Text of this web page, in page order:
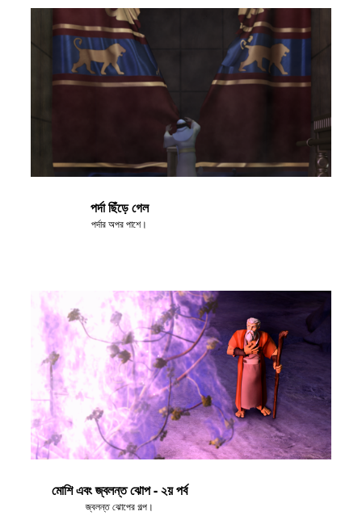
পর্দা ছিঁড়ে গেল
পর্দার অপর পাশে।
মোশি এবং জ্বলন্ত ঝোপ - ২য় পর্ব
জ্বলন্ত ঝোপের গল্প।